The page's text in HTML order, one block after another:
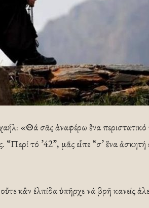
«Θά σᾶς ἀναφέρω ἕνα περιστατικό
“Περί τό ’42”, μᾶς εἶπε “σ’ ἕνα
κἂν ἐλπίδα ὑπῆρχε νά βρῆ κανείς